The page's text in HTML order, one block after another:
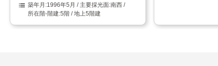
1996年5月
南西
5階 / 地上5階建